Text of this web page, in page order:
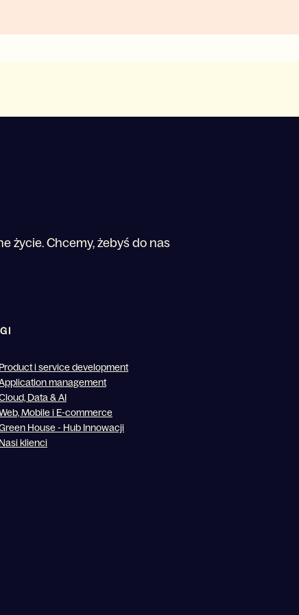
życie. Chcemy, żebyś do nas
Product i service development
management
Data & AI
Mobile i E-commerce
House - Hub Innowacji
Nasi klienci